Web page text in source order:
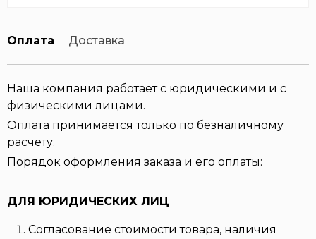
Оплата Доставка
Наша компания работает с юридическими и с
физическими лицами.
Оплата принимается только по безналичному
расчету.
Порядок оформления заказа и его оплаты:
ДЛЯ ЮРИДИЧЕСКИХ ЛИЦ
Согласование стоимости товара, наличия